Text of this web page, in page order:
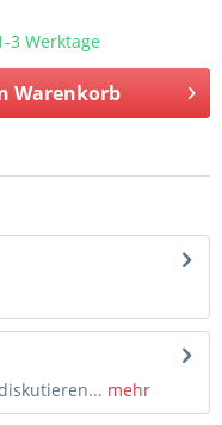
3 Werktage
Warenkorb
mehr